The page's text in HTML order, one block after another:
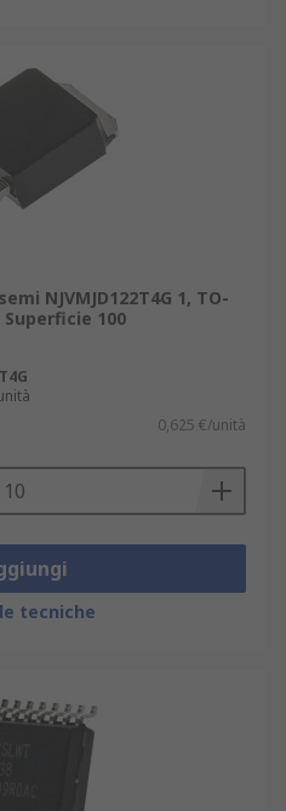
NJVMJD122T4G 1, TO-
Superficie 100
0,625 €/unità
tecniche